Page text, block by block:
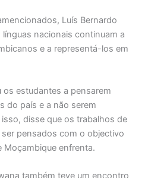
Luís Bernardo
nacionais continuam a
e a representá-los em
estudantes a pensarem
do país e a não serem
disse que os trabalhos de
pensados com o objectivo
Moçambique enfrenta.
também teve um encontro